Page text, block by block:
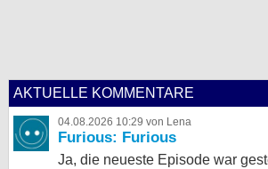
AKTUELLE KOMMENTARE
04.08.2026 10:29 von Lena
Furious: Furious
Ja, die neueste Episode war